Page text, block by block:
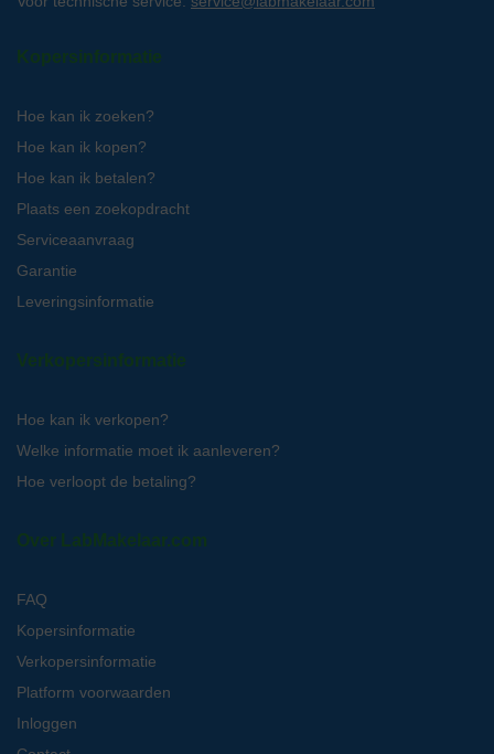
Kopersinformatie
Hoe kan ik zoeken?
Hoe kan ik kopen?
Hoe kan ik betalen?
Plaats een zoekopdracht
Serviceaanvraag
Garantie
Leveringsinformatie
Verkopersinformatie
Hoe kan ik verkopen?
Welke informatie moet ik aanleveren?
Hoe verloopt de betaling?
Over LabMakelaar.com
FAQ
Kopersinformatie
Verkopersinformatie
Platform voorwaarden
Inloggen